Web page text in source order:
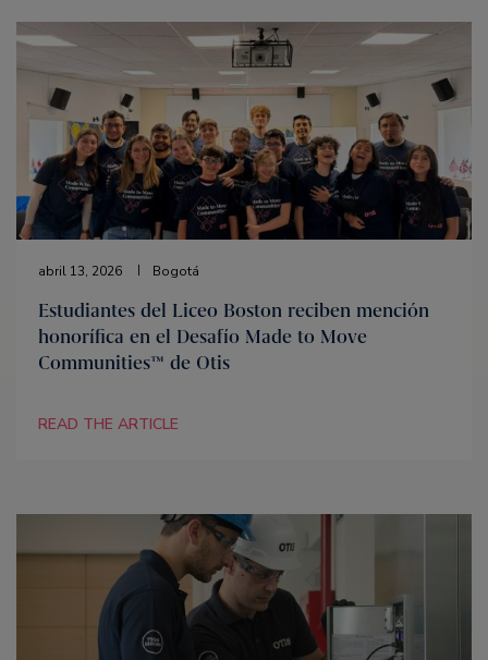
abril 13, 2026 Bogotá
Estudiantes del Liceo Boston reciben mención
honorífica en el Desafío Made to Move
Communities™ de Otis
READ THE ARTICLE